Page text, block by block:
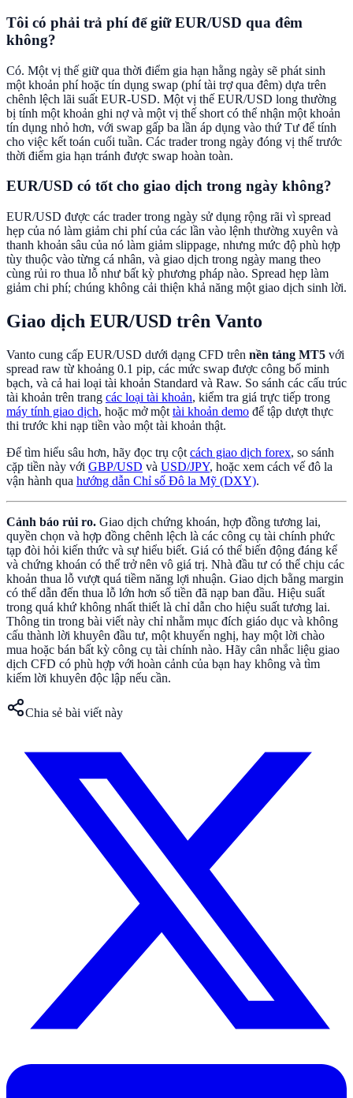
Tôi có phải trả phí để giữ EUR/USD qua đêm
không?
Có. Một vị thế giữ qua thời điểm gia hạn hằng ngày sẽ phát sinh
một khoản phí hoặc tín dụng swap (phí tài trợ qua đêm) dựa trên
chênh lệch lãi suất EUR-USD. Một vị thế EUR/USD long thường
bị tính một khoản ghi nợ và một vị thế short có thể nhận một khoản
tín dụng nhỏ hơn, với swap gấp ba lần áp dụng vào thứ Tư để tính
cho việc kết toán cuối tuần. Các trader trong ngày đóng vị thế trước
thời điểm gia hạn tránh được swap hoàn toàn.
EUR/USD có tốt cho giao dịch trong ngày không?
EUR/USD được các trader trong ngày sử dụng rộng rãi vì spread
hẹp của nó làm giảm chi phí của các lần vào lệnh thường xuyên và
thanh khoản sâu của nó làm giảm slippage, nhưng mức độ phù hợp
tùy thuộc vào từng cá nhân, và giao dịch trong ngày mang theo
cùng rủi ro thua lỗ như bất kỳ phương pháp nào. Spread hẹp làm
giảm chi phí; chúng không cải thiện khả năng một giao dịch sinh lời.
Giao dịch EUR/USD trên Vanto
Vanto cung cấp EUR/USD dưới dạng CFD trên nền tảng MT5 với
spread raw từ khoảng 0.1 pip, các mức swap được công bố minh
bạch, và cả hai loại tài khoản Standard và Raw. So sánh các cấu trúc
tài khoản trên trang các loại tài khoản, kiểm tra giá trực tiếp trong
máy tính giao dịch, hoặc mở một tài khoản demo để tập dượt thực
thi trước khi nạp tiền vào một tài khoản thật.
Để tìm hiểu sâu hơn, hãy đọc trụ cột cách giao dịch forex, so sánh
cặp tiền này với GBP/USD và USD/JPY, hoặc xem cách vế đô la
vận hành qua hướng dẫn Chỉ số Đô la Mỹ (DXY).
Cảnh báo rủi ro. Giao dịch chứng khoán, hợp đồng tương lai,
quyền chọn và hợp đồng chênh lệch là các công cụ tài chính phức
tạp đòi hỏi kiến thức và sự hiểu biết. Giá có thể biến động đáng kể
và chứng khoán có thể trở nên vô giá trị. Nhà đầu tư có thể chịu các
khoản thua lỗ vượt quá tiềm năng lợi nhuận. Giao dịch bằng margin
có thể dẫn đến thua lỗ lớn hơn số tiền đã nạp ban đầu. Hiệu suất
trong quá khứ không nhất thiết là chỉ dẫn cho hiệu suất tương lai.
Thông tin trong bài viết này chỉ nhằm mục đích giáo dục và không
cấu thành lời khuyên đầu tư, một khuyến nghị, hay một lời chào
mua hoặc bán bất kỳ công cụ tài chính nào. Hãy cân nhắc liệu giao
dịch CFD có phù hợp với hoàn cảnh của bạn hay không và tìm
kiếm lời khuyên độc lập nếu cần.
Chia sẻ bài viết này